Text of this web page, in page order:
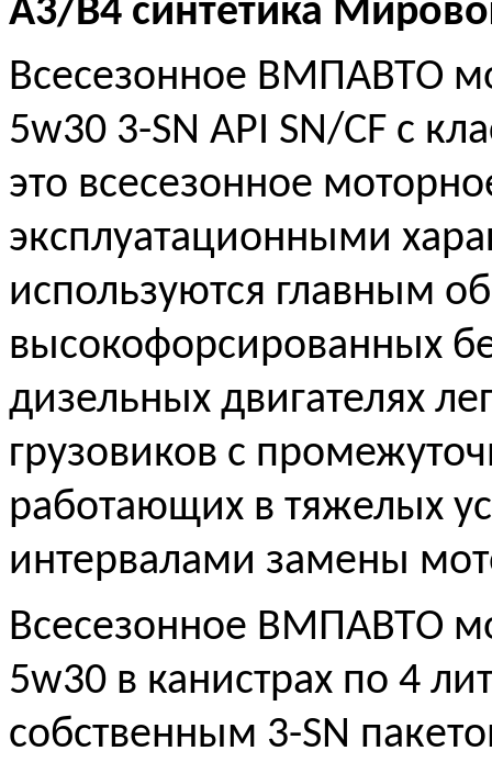
A3/B4 синтетика
Всесезонное ВМПАВТО
5w30 3-SN API SN/CF с
это всесезонное
эксплуатационными
используются главным
высокофорсированных
дизельных двигателях
грузовиков с
работающих в тяжелых
интервалами замены
Всесезонное ВМПАВТО
5w30 в канистрах по 4
собственным 3-SN